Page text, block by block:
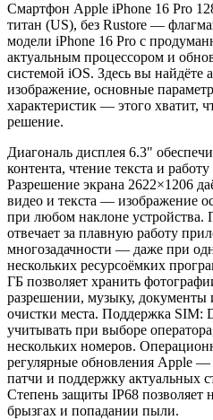
Смартфон Apple iPhone 16 Pro
титан (US), без Rustore —
модели iPhone 16 Pro с
актуальным процессором и
системой iOS. Здесь вы найдёте
изображение, основные
характеристик — этого хватит,
решение.
Диагональ дисплея 6.3"
контента, чтение текста и
Разрешение экрана 2622×1206
видео и текста — изображение
при любом наклоне устройства.
отвечает за плавную работу
многозадачности — даже при
нескольких ресурсоёмких
ГБ позволяет хранить
разрешении, музыку, документы
очистки места. Поддержка
учитывать при выборе
нескольких номеров.
регулярные обновления Apple
патчи и поддержку актуальных
Степень защиты IP68 позволяет
брызгах и попадании пыли.